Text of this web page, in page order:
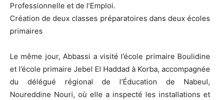
Professionnelle et de l’Emploi.
Création de deux classes préparatoires dans deux écoles
primaires
Le même jour, Abbassi a visité l’école primaire Boulidine
et l’école primaire Jebel El Haddad à Korba, accompagnée
du délégué régional de l’Éducation de Nabeul,
Noureddine Nouri, où elle a inspecté les installations et